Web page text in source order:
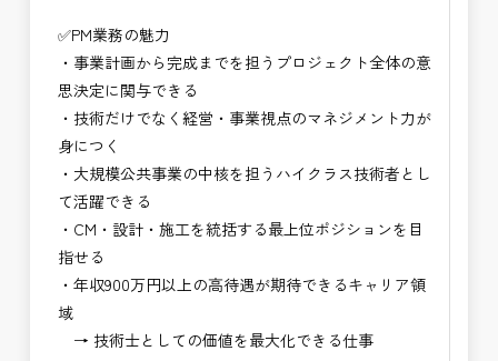
・積算技術業務
・設計コンサルティング業務（数量算出、図面の
修正など）
・河川巡視支援業務
・道路許認可審査・適正化指導業務
・調査設計資料作成業務
・施工体制調査員
・建設プロジェクト・マネジメント業務
・PM業務、CM業務
※応募書類等の送付方法につきましては、基本的に
Ｅメールで送付
頂きたいと思います。
✅PM業務の魅力
・事業計画から完成までを担うプロジェクト全体の意
思決定に関与できる
・技術だけでなく経営・事業視点のマネジメント力が
身につく
・大規模公共事業の中核を担うハイクラス技術者とし
て活躍できる
・CM・設計・施工を統括する最上位ポジションを目
指せる
・年収900万円以上の高待遇が期待できるキャリア領
域
→ 技術士としての価値を最大化できる仕事